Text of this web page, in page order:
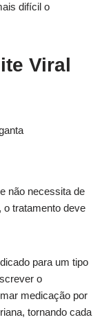
difícil o
Viral
não necessita de
tratamento deve
para um tipo
o
medicação por
tornando cada